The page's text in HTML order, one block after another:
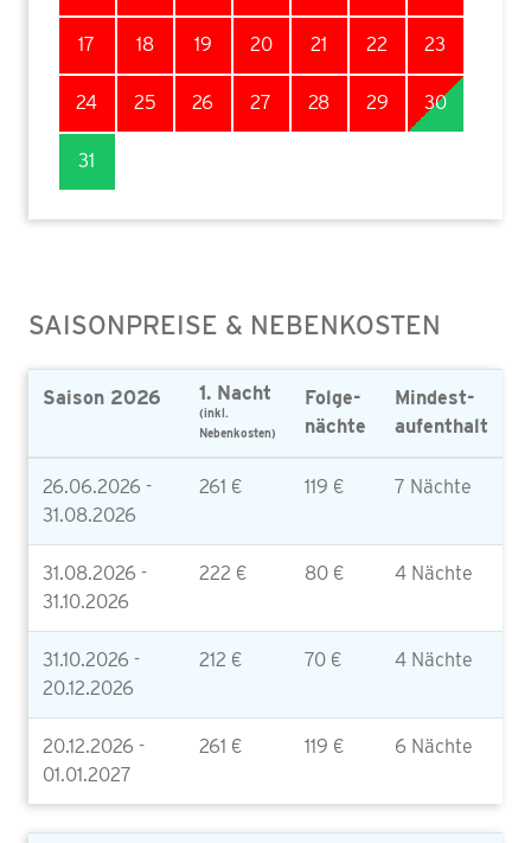
17 18 19 20 21 22 23
24 25 26 27 28 29 30
31
SAISONPREISE & NEBENKOSTEN
Saison 2026 1. Nacht
(inkl.
Nebenkosten)
Folge-
nächte
Mindest-
aufenthalt
26.06.2026 -
31.08.2026
261 € 119 € 7 Nächte
31.08.2026 -
31.10.2026
222 € 80 € 4 Nächte
31.10.2026 -
20.12.2026
212 € 70 € 4 Nächte
20.12.2026 -
01.01.2027
261 € 119 € 6 Nächte